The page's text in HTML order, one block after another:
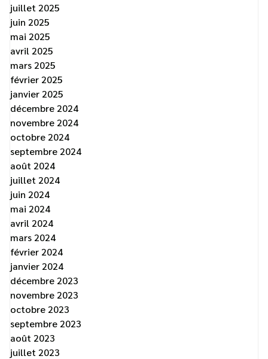
juillet 2025
juin 2025
mai 2025
avril 2025
mars 2025
février 2025
janvier 2025
décembre 2024
novembre 2024
octobre 2024
septembre 2024
août 2024
juillet 2024
juin 2024
mai 2024
avril 2024
mars 2024
février 2024
janvier 2024
décembre 2023
novembre 2023
octobre 2023
septembre 2023
août 2023
juillet 2023